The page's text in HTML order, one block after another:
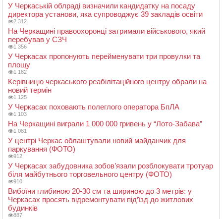
У Черкаській облраді визначили кандидатку на посаду
директора установи, яка супроводжує 39 закладів освіти
2 312
На Черкащині правоохоронці затримали військового, який
перебував у СЗЧ
1 356
У Черкасах пропонують перейменувати три провулки та
площу
1 182
Керівницю черкаського реабілітаційного центру обрали на
новий термін
1 125
У Черкасах поховають полеглого оператора БпЛА
1 103
На Черкащині виграли 1 000 000 гривень у “Лото-Забава”
1 081
У центрі Черкас облаштували новий майданчик для
паркування (ФОТО)
912
У Черкасах забудовника зобов’язали розблокувати тротуар
біля майбутнього торговельного центру (ФОТО)
910
Вибоїни глибиною 20-30 см та шириною до 3 метрів: у
Черкасах просять відремонтувати під’їзд до житлових
будинків
887